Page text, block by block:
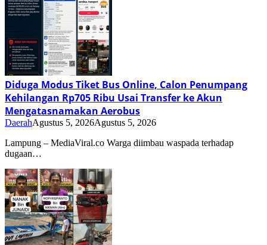
Diduga Modus Tiket Bus Online, Calon Penumpang
Kehilangan Rp705 Ribu Usai Transfer ke Akun
Mengatasnamakan Aerobus
DaerahAgustus 5, 2026Agustus 5, 2026
Lampung – MediaViral.co Warga diimbau waspada terhadap
dugaan…